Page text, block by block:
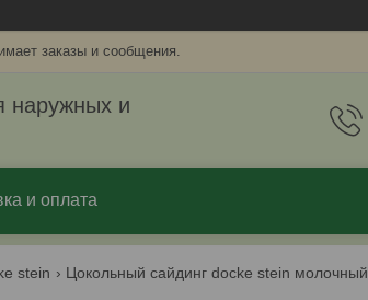
заказы и сообщения.
наружных и
и оплата
stein Цокольный сайдинг docke stein молочный